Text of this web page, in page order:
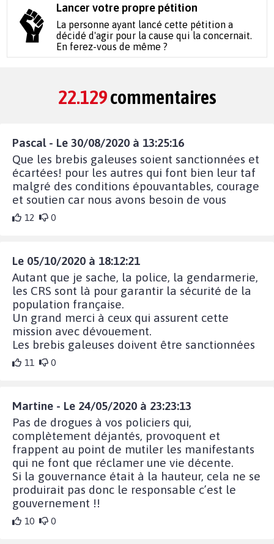
Lancer votre propre pétition
La personne ayant lancé cette pétition a
décidé d'agir pour la cause qui la concernait.
En ferez-vous de même ?
22.129commentaires
Pascal - Le 30/08/2020 à 13:25:16
Que les brebis galeuses soient sanctionnées et
écartées! pour les autres qui font bien leur taf
malgré des conditions épouvantables, courage
et soutien car nous avons besoin de vous
12 0
Le 05/10/2020 à 18:12:21
Autant que je sache, la police, la gendarmerie,
les CRS sont là pour garantir la sécurité de la
population française.
Un grand merci à ceux qui assurent cette
mission avec dévouement.
Les brebis galeuses doivent être sanctionnées
11 0
Martine - Le 24/05/2020 à 23:23:13
Pas de drogues à vos policiers qui,
complètement déjantés, provoquent et
frappent au point de mutiler les manifestants
qui ne font que réclamer une vie décente.
Si la gouvernance était à la hauteur, cela ne se
produirait pas donc le responsable c’est le
gouvernement !!
10 0